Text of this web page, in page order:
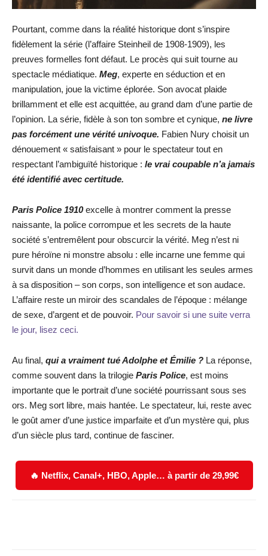
Pourtant, comme dans la réalité historique dont s’inspire
fidèlement la série (l’affaire Steinheil de 1908-1909), les
preuves formelles font défaut. Le procès qui suit tourne au
spectacle médiatique. Meg, experte en séduction et en
manipulation, joue la victime éplorée. Son avocat plaide
brillamment et elle est acquittée, au grand dam d’une partie de
l’opinion. La série, fidèle à son ton sombre et cynique, ne livre
pas forcément une vérité univoque. Fabien Nury choisit un
dénouement « satisfaisant » pour le spectateur tout en
respectant l’ambiguïté historique : le vrai coupable n’a jamais
été identifié avec certitude.
Paris Police 1910excelle à montrer comment la presse
naissante, la police corrompue et les secrets de la haute
société s’entremêlent pour obscurcir la vérité. Meg n’est ni
pure héroïne ni monstre absolu : elle incarne une femme qui
survit dans un monde d’hommes en utilisant les seules armes
à sa disposition – son corps, son intelligence et son audace.
L’affaire reste un miroir des scandales de l’époque : mélange
de sexe, d’argent et de pouvoir. Pour savoir si une suite verra
le jour, lisez ceci.
Au final, qui a vraiment tué Adolphe et Émilie ? La réponse,
comme souvent dans la trilogie Paris Police, est moins
importante que le portrait d’une société pourrissant sous ses
ors. Meg sort libre, mais hantée. Le spectateur, lui, reste avec
le goût amer d’une justice imparfaite et d’un mystère qui, plus
d’un siècle plus tard, continue de fasciner.
🔥 Netflix, Canal+, HBO, Apple… à partir de 29,99€